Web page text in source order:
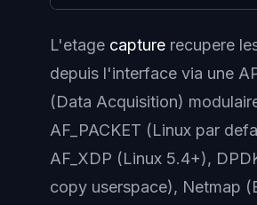
L'etage capture recupere
depuis l'interface via une
(Data Acquisition)
AF_PACKET (Linux par
AF_XDP (Linux 5.4+),
copy userspace), Netmap